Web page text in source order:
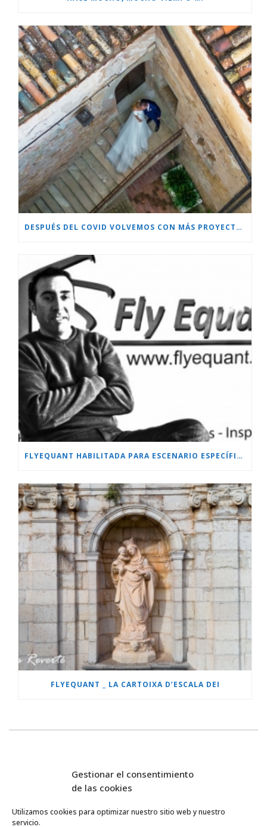
Gestionar el consentimiento
de las cookies
Utilizamos cookies para optimizar nuestro sitio web y nuestro
servicio.
DESPUÉS DEL COVID VOLVEMOS CON MÁS PROYECTOS!!!
FLYEQUANT HABILITADA PARA ESCENARIO ESPECÍFICO.
FLYEQUANT _ LA CARTOIXA D’ESCALA DEI